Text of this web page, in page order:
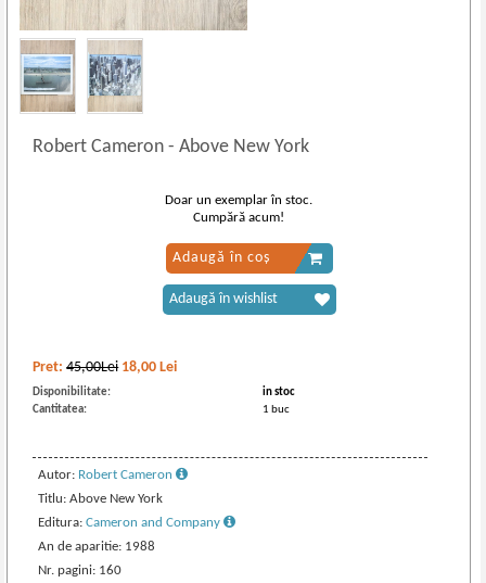
Robert Cameron- Above New York
Pret:45,00Lei 18,00 Lei
Disponibilitate:
in stoc
Cantitatea:
1 buc
Autor: Robert Cameron
Titlu: Above New York
Editura:Cameron and Company
An de aparitie: 1988
Nr. pagini: 160
Doar un exemplar în stoc.
Cumpără acum!
Adaugă în coș
Adaugă în wishlist